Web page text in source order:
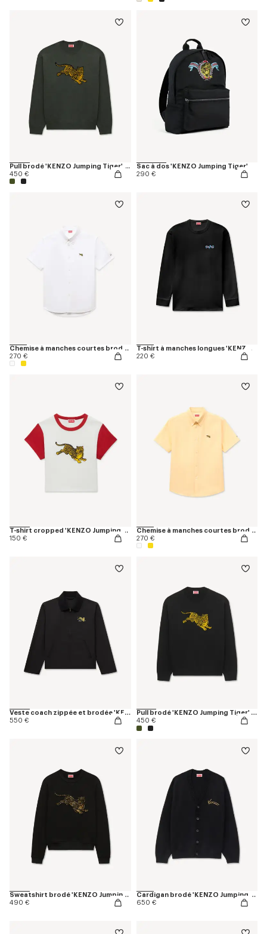
Pull brodé 'KENZO Jumping Tiger' en laine et coton
450 €
Sac à dos 'KENZO Jumping Tiger'
290 €
Chemise à manches courtes brodée 'KENZO Jumping Tiger' en coton Oxford
270 €
T-shirt à manches longues 'KENZO Jumping Tiger' en coton
220 €
T-shirt cropped 'KENZO Jumping Tiger' en coton
150 €
Chemise à manches courtes brodée 'KENZO Jumping Tiger' en coton Oxford
270 €
Veste coach zippée et brodée 'KENZO Jumping Tiger' en coton mélangé
550 €
Pull brodé 'KENZO Jumping Tiger' en laine et coton
450 €
Sweatshirt brodé 'KENZO Jumping Tiger' en coton
490 €
Cardigan brodé 'KENZO Jumping Tiger' en laine et coton
650 €